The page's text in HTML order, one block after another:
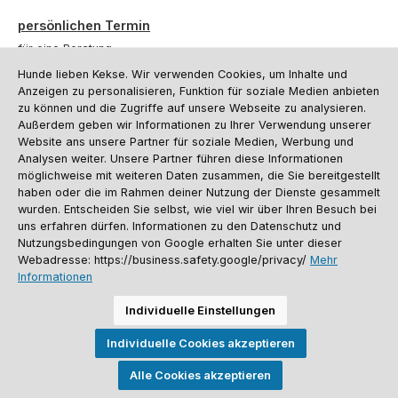
persönlichen Termin
für eine Beratung.
Oder über unserKontaktformular.
Vertrag widerrufen
Kundenservice
Informationen
Social Media und Kontakt
Versandinformationen
Batterieentsorgung
Warenrücksendung Sporthund Katalog
Alle Preise inkl. gesetzl. Mehrwertsteuer zzgl.Versandkosten
anders angegeben. Preise vor dem Login werden in Euro (DE) angezeigt.
Streichpreise = UVP-Preise. Abbildungen ähnlich. Änderungen
vorbehalten.
© 2026 Sporthund - Alle Rechte vorbehalten. Theme by
Hunde lieben Kekse. Wir verwenden Cookies, um Inhalte und
Anzeigen zu personalisieren, Funktion für soziale Medien anbieten
zu können und die Zugriffe auf unsere Webseite zu analysieren.
Außerdem geben wir Informationen zu Ihrer Verwendung unserer
Website ans unsere Partner für soziale Medien, Werbung und
Analysen weiter. Unsere Partner führen diese Informationen
möglichweise mit weiteren Daten zusammen, die Sie bereitgestellt
haben oder die im Rahmen deiner Nutzung der Dienste gesammelt
wurden. Entscheiden Sie selbst, wie viel wir über Ihren Besuch bei
uns erfahren dürfen. Informationen zu den Datenschutz und
Nutzungsbedingungen von Google erhalten Sie unter dieser
Webadresse: https://business.safety.google/privacy/ Mehr
Informationen
Individuelle Einstellungen
Individuelle Cookies akzeptieren
Alle Cookies akzeptieren